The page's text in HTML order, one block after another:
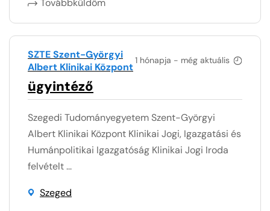
1 hónapja - még aktuális
SZTE Szent-Györgyi
Albert Klinikai Központ
ügyintéző
Szegedi Tudományegyetem Szent-Györgyi
Albert Klinikai Központ Klinikai Jogi, Igazgatási és
Humánpolitikai Igazgatóság Klinikai Jogi Iroda
felvételt ...
Szeged